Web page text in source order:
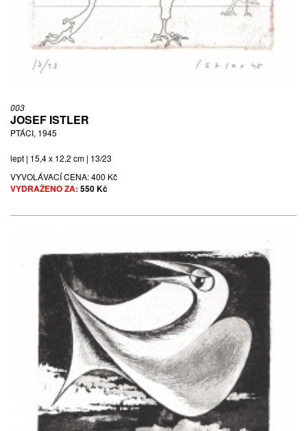
003
JOSEF ISTLER
PTÁCI, 1945
lept | 15,4 x 12,2 cm | 13/23
VYVOLÁVACÍ CENA:400 Kč
VYDRAŽENO ZA: 550 Kč